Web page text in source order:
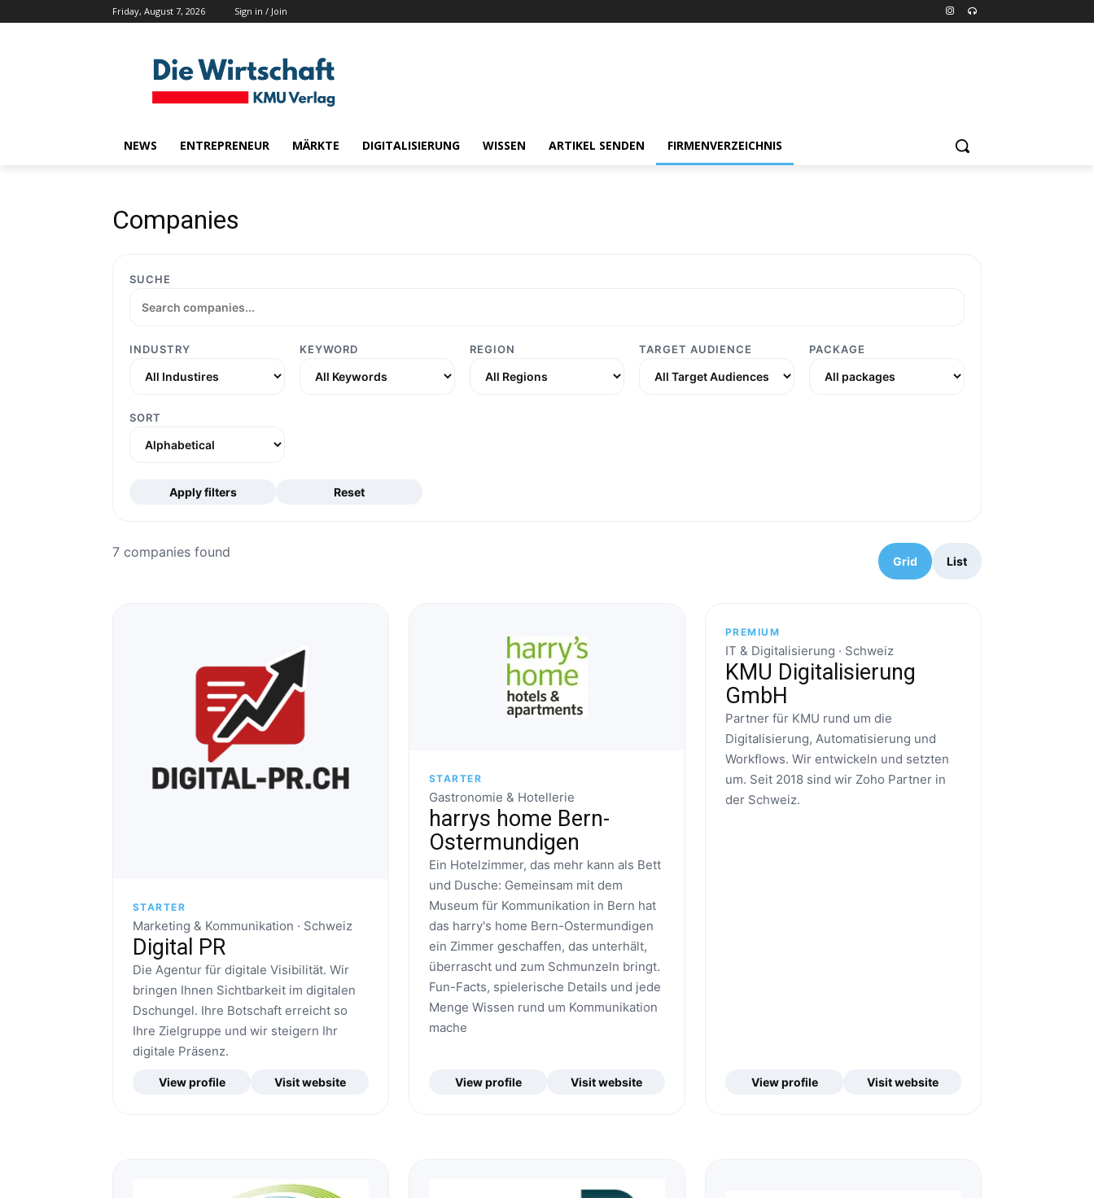
Friday, August 7, 2026 Sign in / Join
NEWS ENTREPRENEUR MÄRKTE DIGITALISIERUNG WISSEN ARTIKEL SENDEN FIRMENVERZEICHNIS
Companies
SUCHE
INDUSTRY KEYWORD REGION TARGET AUDIENCE PACKAGE
SORT
Apply filters Reset
7 companies found
Grid List
STARTER
Marketing & Kommunikation · Schweiz
Digital PR
Die Agentur für digitale Visibilität. Wir
bringen Ihnen Sichtbarkeit im digitalen
Dschungel. Ihre Botschaft erreicht so
Ihre Zielgruppe und wir steigern Ihr
digitale Präsenz.
View profile Visit website
STARTER
Gastronomie & Hotellerie
harrys home Bern-
Ostermundigen
Ein Hotelzimmer, das mehr kann als Bett
und Dusche: Gemeinsam mit dem
Museum für Kommunikation in Bern hat
das harry's home Bern-Ostermundigen
ein Zimmer geschaffen, das unterhält,
überrascht und zum Schmunzeln bringt.
Fun-Facts, spielerische Details und jede
Menge Wissen rund um Kommunikation
mache
View profile Visit website
PREMIUM
IT & Digitalisierung · Schweiz
KMU Digitalisierung
GmbH
Partner für KMU rund um die
Digitalisierung, Automatisierung und
Workflows. Wir entwickeln und setzten
um. Seit 2018 sind wir Zoho Partner in
der Schweiz.
View profile Visit website